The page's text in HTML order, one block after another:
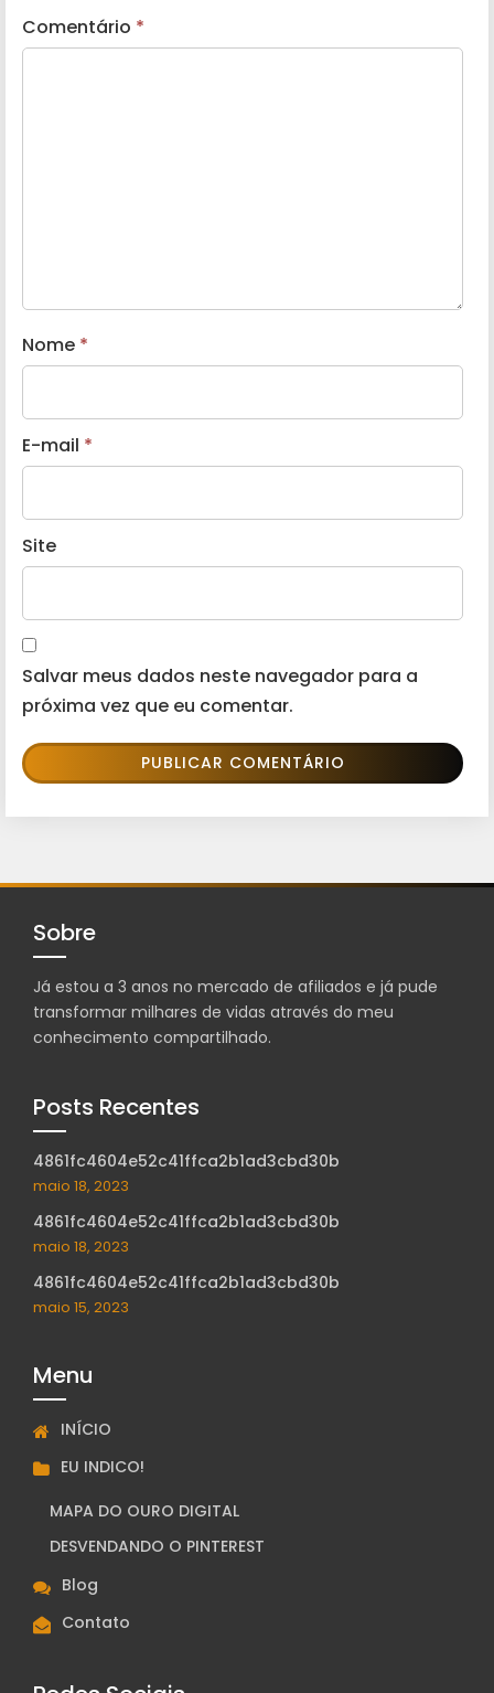
Comentário *
Nome *
E-mail *
Site
Salvar meus dados neste navegador para a
próxima vez que eu comentar.
Sobre
Já estou a 3 anos no mercado de afiliados e já pude
transformar milhares de vidas através do meu
conhecimento compartilhado.
Posts Recentes
4861fc4604e52c41ffca2b1ad3cbd30b
maio 18, 2023
4861fc4604e52c41ffca2b1ad3cbd30b
maio 18, 2023
4861fc4604e52c41ffca2b1ad3cbd30b
maio 15, 2023
Menu
INÍCIO
EU INDICO!
MAPA DO OURO DIGITAL
DESVENDANDO O PINTEREST
Blog
Contato